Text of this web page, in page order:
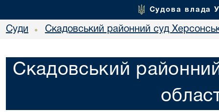
Судова влада
Суди • Скадовський районний суд
Скадовський